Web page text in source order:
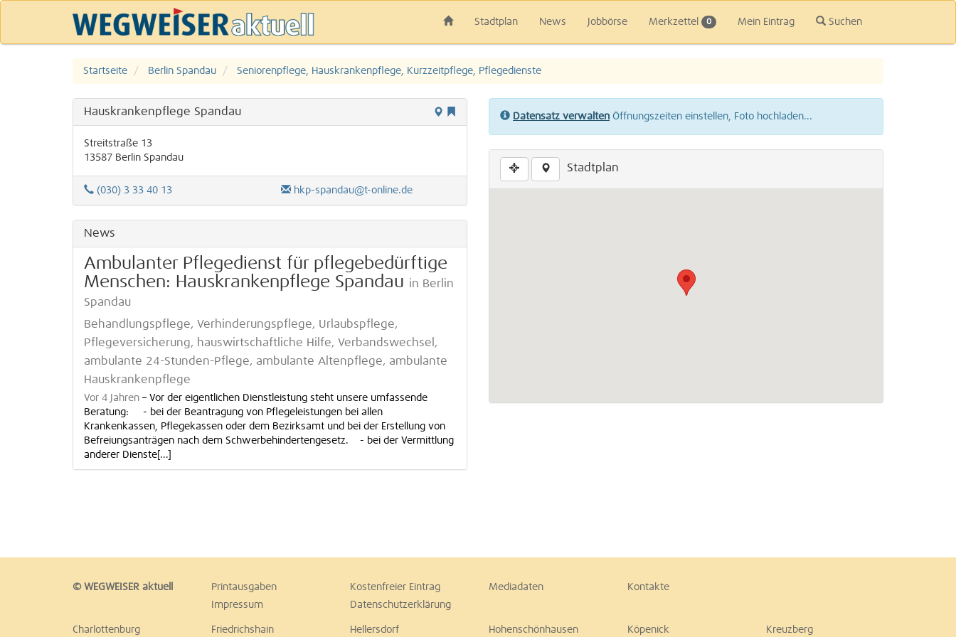
Stadtplan News Jobbörse Merkzettel 0 Mein Eintrag Suchen
Startseite Berlin Spandau Seniorenpflege, Hauskrankenpflege, Kurzzeitpflege, Pflegedienste
Hauskrankenpflege Spandau
Streitstraße 13
13587 Berlin Spandau
(030) 3 33 40 13 hkp-spandau@t-online.de
News
Ambulanter Pflegedienst für pflegebedürftige
Menschen: Hauskrankenpflege Spandau in Berlin
Spandau
Behandlungspflege, Verhinderungspflege, Urlaubspflege,
Pflegeversicherung, hauswirtschaftliche Hilfe, Verbandswechsel,
ambulante 24-Stunden-Pflege, ambulante Altenpflege, ambulante
Hauskrankenpflege
Vor 4 Jahren – Vor der eigentlichen Dienstleistung steht unsere umfassende
Beratung: - bei der Beantragung von Pflegeleistungen bei allen
Krankenkassen, Pflegekassen oder dem Bezirksamt und bei der Erstellung von
Befreiungsanträgen nach dem Schwerbehindertengesetz. - bei der Vermittlung
anderer Dienste[...]
Datensatz verwalten Öffnungszeiten einstellen, Foto hochladen...
Stadtplan
© WEGWEISER aktuell Printausgaben Kostenfreier Eintrag Mediadaten
Kontakte
Impressum
Datenschutzerklärung
Charlottenburg Friedrichshain Hellersdorf Hohenschönhausen Köpenick Kreuzberg